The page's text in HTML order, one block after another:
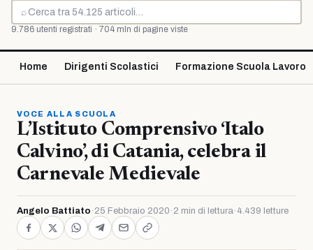
⌕
Cerca
9.786 utenti registrati · 704 mln di pagine viste
Home Dirigenti Scolastici Formazione Scuola Lavoro
VOCE ALLA SCUOLA
L’Istituto Comprensivo ‘Italo
Calvino’, di Catania, celebra il
Carnevale Medievale
Angelo Battiato · 25 Febbraio 2020 · 2 min di lettura· 4.439 letture